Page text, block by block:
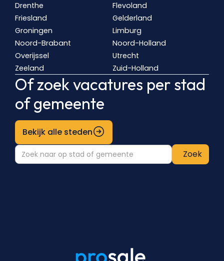
Drenthe
Flevoland
Friesland
Gelderland
Groningen
Limburg
Noord-Brabant
Noord-Holland
Overijssel
Utrecht
Zeeland
Zuid-Holland
Of zoek vacatures per stad
of gemeente
Bekijk alle steden